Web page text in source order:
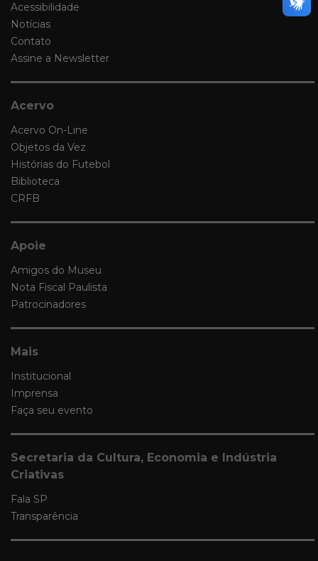
Acessibilidade
Notícias
Contato
Assine a Newsletter
Acervo
Acervo On-Line
Objetos da Vez
Histórias do Futebol
Biblioteca
CRFB
Apoie
Amigos do Museu
Nota Fiscal Paulista
Patrocinadores
Mais
Institucional
Imprensa
Faça seu evento
Secretaria da Cultura, Economia e Indústria
Criativas
Fala SP
Transparência